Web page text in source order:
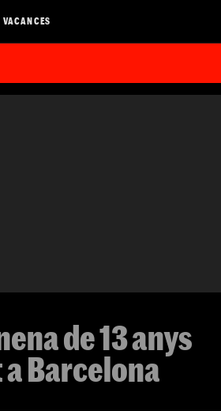
de 13 anys
Barcelona